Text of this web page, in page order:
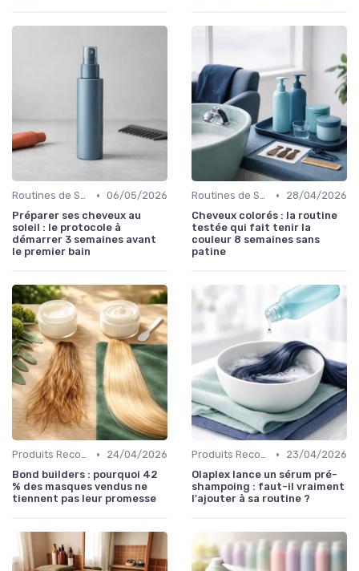
Routines de Soins Capillaires • 06/05/2026
Préparer ses cheveux au
soleil : le protocole à
démarrer 3 semaines avant
le premier bain
Routines de Soins Capillaires •
28/04/2026
Cheveux colorés : la routine
testée qui fait tenir la
couleur 8 semaines sans
patine
Produits Recommandés •
24/04/2026
Bond builders : pourquoi 42
% des masques vendus ne
tiennent pas leur promesse
Produits Recommandés •
23/04/2026
Olaplex lance un sérum pré-
shampoing : faut-il vraiment
l'ajouter à sa routine ?